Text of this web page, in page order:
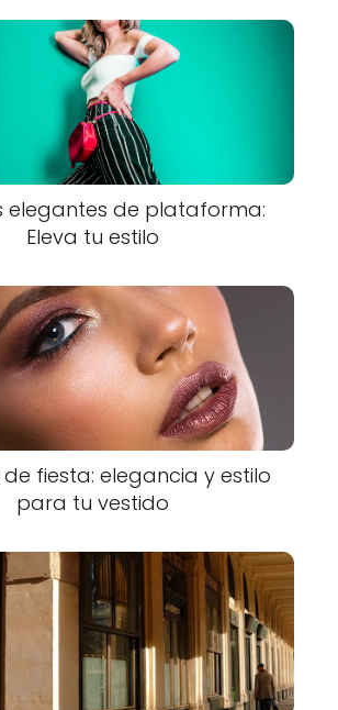
elegantes de plataforma:
Eleva tu estilo
fiesta: elegancia y estilo
para tu vestido